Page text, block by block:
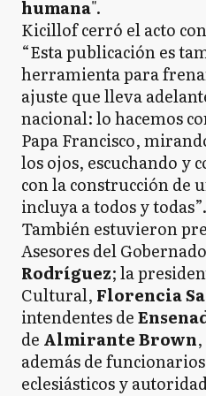
humana".
Kicillof cerró el acto
“Esta publicación es
herramienta para
ajuste que lleva
nacional: lo hacemos
Papa Francisco,
los ojos, escuchando y
con la construcción de
incluya a todos y todas”.
También estuvieron
Asesores del
Rodríguez; la
Cultural, Florencia
intendentes de
de Almirante Brown
además de
eclesiásticos y